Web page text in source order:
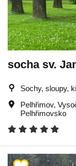
socha sv.
Sochy, sloupy,
Pelhřimov,
Pelhřimovsko